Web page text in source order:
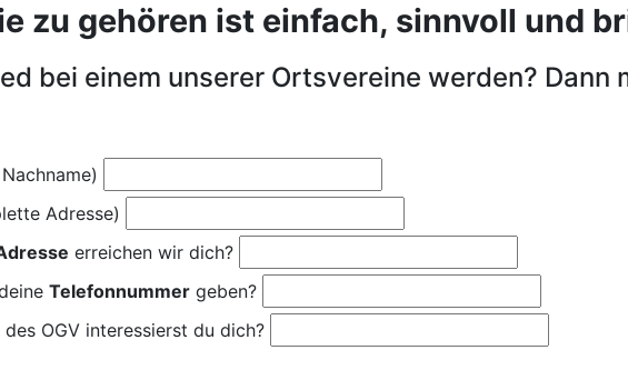
zu gehören ist einfach, sinnvoll und
bei einem unserer Ortsvereine werden? Dann
Adresse)
erreichen wir dich?
Telefonnummer geben?
OGV interessierst du dich?